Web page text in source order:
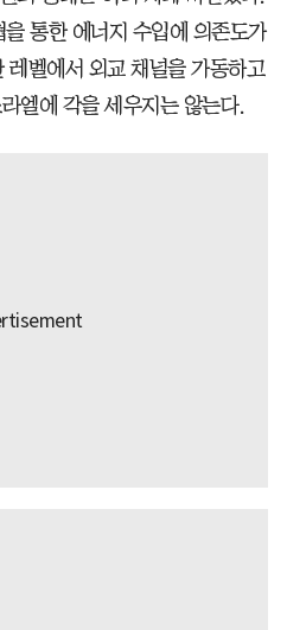
통한 에너지 수입에 의존도가
벨에서 외교 채널을 가동하고
엘에 각을 세우지는 않는다.